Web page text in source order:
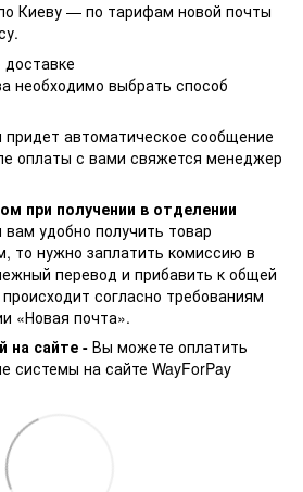
Киеву — по тарифам новой почты
необходимо выбрать способ
придет автоматическое сообщение
оплаты с вами свяжется менеджер
при получении в отделении
вам удобно получить товар
то нужно заплатить комиссию в
перевод и прибавить к общей
согласно требованиям
«Новая почта».
на сайте - Вы можете оплатить
системы на сайте WayForPay